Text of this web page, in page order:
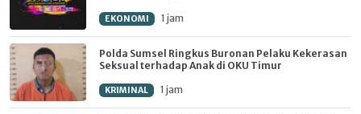
EKONOMI 1 jam
Polda Sumsel Ringkus Buronan Pelaku Kekerasan
Seksual terhadap Anak di OKU Timur
KRIMINAL 1 jam